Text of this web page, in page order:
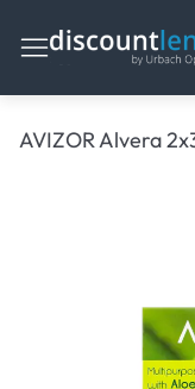
AVIZOR Alvera